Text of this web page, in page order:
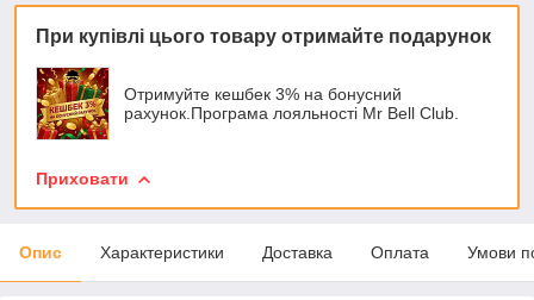
При купівлі цього товару отримайте подарунок
Отримуйте кешбек 3% на бонусний
рахунок.Програма лояльності Mr Bell Club.
Приховати
Опис Характеристики Доставка Оплата Умови